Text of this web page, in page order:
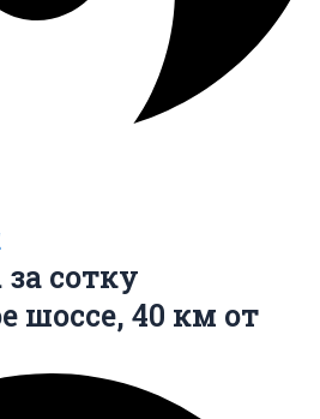
за сотку
шоссе, 40 км от